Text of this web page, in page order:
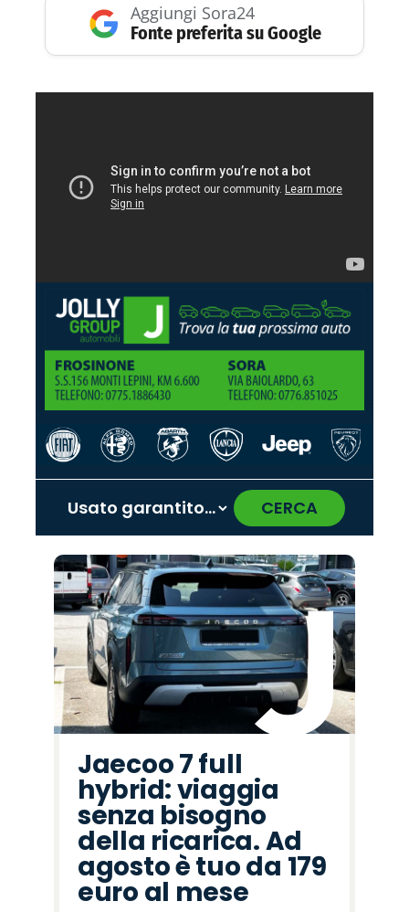
Aggiungi Sora24
Fonte preferita su Google
CERCA
Promo
Mazda
Promo
Fiat
Promo
Hyundai
Promo
Peugeot
Promo
Alfa
Romeo
Promo
Seat
Promo
Cupra
Promo
Lancia
Promo
Jeep
Promo
Opel
Promo
Jaecoo
Promo
Abarth
Promo
Citroën
Promo
Omoda
Promo
Land
Rover
‹ ›
Jaecoo 7 full
hybrid: viaggia
senza bisogno
della ricarica. Ad
agosto è tuo da 179
euro al mese